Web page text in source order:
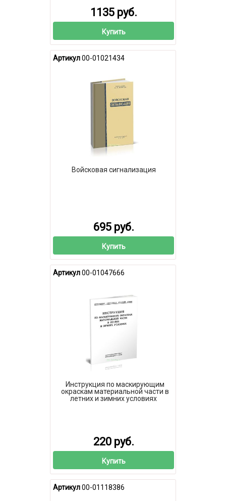
1135 руб.
Купить
Артикул00-01021434
Войсковая сигнализация
695 руб.
Купить
Артикул00-01047666
Инструкция по маскирующим
окраскам материальной части в
летних и зимних условиях
220 руб.
Купить
Артикул00-01118386